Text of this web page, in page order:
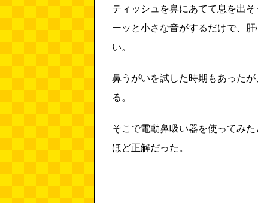
ティッシュを鼻にあてて息を出そ
ーッと小さな音がするだけで、
い。
鼻うがいを試した時期もあった
る。
そこで電動鼻吸い器を使ってみた
ほど正解だった。